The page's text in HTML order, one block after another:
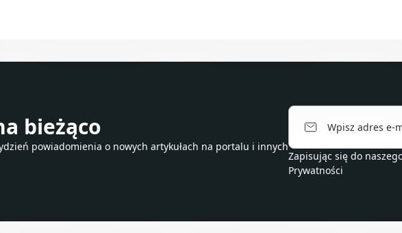
bieżąco
powiadomienia o nowych artykułach na portalu i innych
Zapisując się do
Prywatności